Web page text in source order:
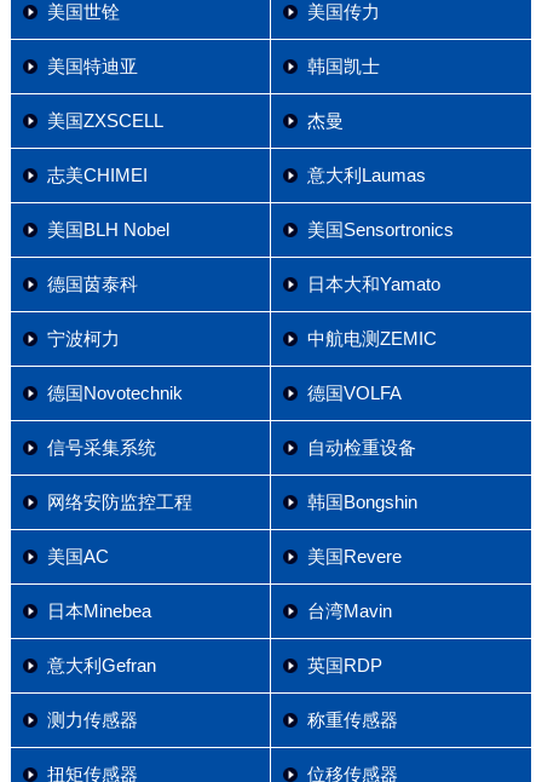
美国世铨 美国传力
美国特迪亚 韩国凯士
美国ZXSCELL 杰曼
志美CHIMEI 意大利Laumas
美国BLH Nobel 美国Sensortronics
德国茵泰科 日本大和Yamato
宁波柯力 中航电测ZEMIC
德国Novotechnik 德国VOLFA
信号采集系统 自动检重设备
网络安防监控工程 韩国Bongshin
美国AC 美国Revere
日本Minebea 台湾Mavin
意大利Gefran 英国RDP
测力传感器 称重传感器
扭矩传感器 位移传感器